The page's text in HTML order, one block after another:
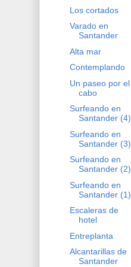
Los cortados
Varado en
Santander
Alta mar
Contemplando
Un paseo por el
cabo
Surfeando en
Santander (4)
Surfeando en
Santander (3)
Surfeando en
Santander (2)
Surfeando en
Santander (1)
Escaleras de
hotel
Entreplanta
Alcantarillas de
Santander